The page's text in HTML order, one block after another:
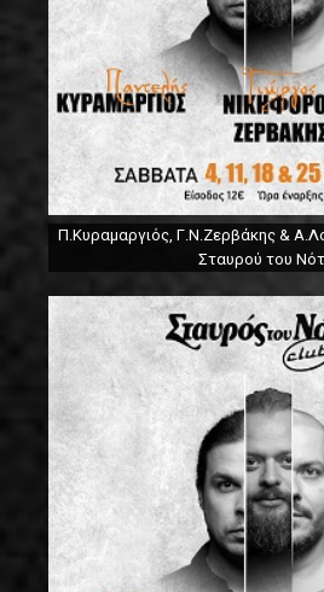
Π.Κυραμαργιός, Γ.Ν.Ζερβάκης &
Σταυρού του